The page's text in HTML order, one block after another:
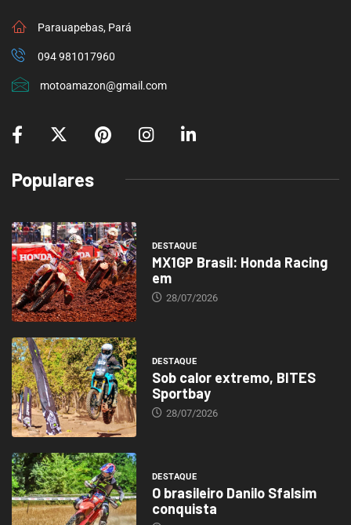
Parauapebas, Pará
094 981017960
motoamazon@gmail.com
Populares
DESTAQUE
MX1GP Brasil: Honda Racing
em
28/07/2026
DESTAQUE
Sob calor extremo, BITES
Sportbay
28/07/2026
DESTAQUE
O brasileiro Danilo Sfalsim
conquista